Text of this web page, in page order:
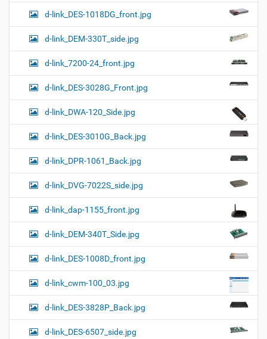
d-link_DES-1018DG_front.jpg
d-link_DEM-330T_side.jpg
d-link_7200-24_front.jpg
d-link_DES-3028G_Front.jpg
d-link_DWA-120_Side.jpg
d-link_DES-3010G_Back.jpg
d-link_DPR-1061_Back.jpg
d-link_DVG-7022S_side.jpg
d-link_dap-1155_front.jpg
d-link_DEM-340T_Side.jpg
d-link_DES-1008D_front.jpg
d-link_cwm-100_03.jpg
d-link_DES-3828P_Back.jpg
d-link_DES-6507_side.jpg